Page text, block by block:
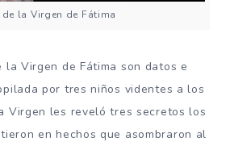
de la Virgen de Fátima
la Virgen de Fátima son datos e
por tres niños videntes a los
Virgen les reveló tres secretos los
en hechos que asombraron al